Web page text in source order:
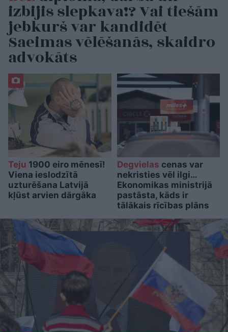
izbijis slepkava!? Vai tiešām
jebkurš var kandidēt
Saeimas vēlēšanās, skaidro
advokāts
Teju 1900 eiro mēnesī!
Viena ieslodzītā
uzturēšana Latvijā
kļūst arvien dārgāka
Degvielas cenas var
nekristies vēl ilgi…
Ekonomikas ministrijā
pastāsta, kāds ir
tālākais rīcības plāns